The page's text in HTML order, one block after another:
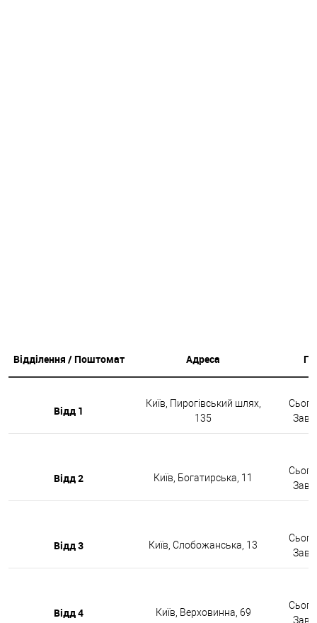
Відділення / Поштомат Адреса
Відд 1
Київ, Пирогівський шлях,
135
Відд 2 Київ, Богатирська, 11
Відд 3 Київ, Слобожанська, 13
Відд 4 Київ, Верховинна, 69